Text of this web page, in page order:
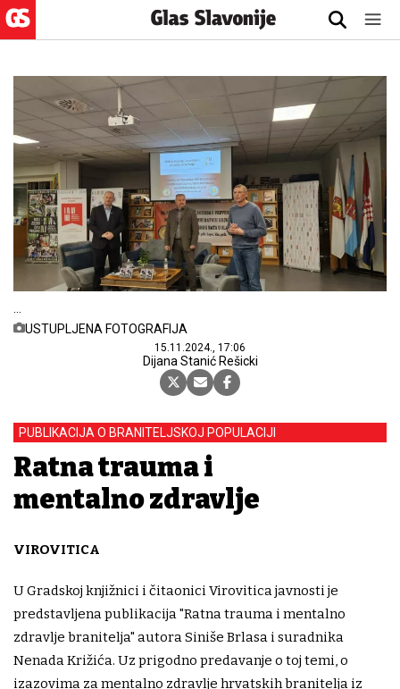
USTUPLJENA FOTOGRAFIJA
15.11.2024., 17:06
Dijana Stanić Rešicki
PUBLIKACIJA O BRANITELJSKOJ POPULACIJI
Ratna trauma i
mentalno zdravlje
VIROVITICA
U Gradskoj knjižnici i čitaonici Virovitica javnosti je
predstavljena publikacija "Ratna trauma i mentalno
zdravlje branitelja" autora Siniše Brlasa i suradnika
Nenada Križića. Uz prigodno predavanje o toj temi, o
izazovima za mentalno zdravlje hrvatskih branitelja iz